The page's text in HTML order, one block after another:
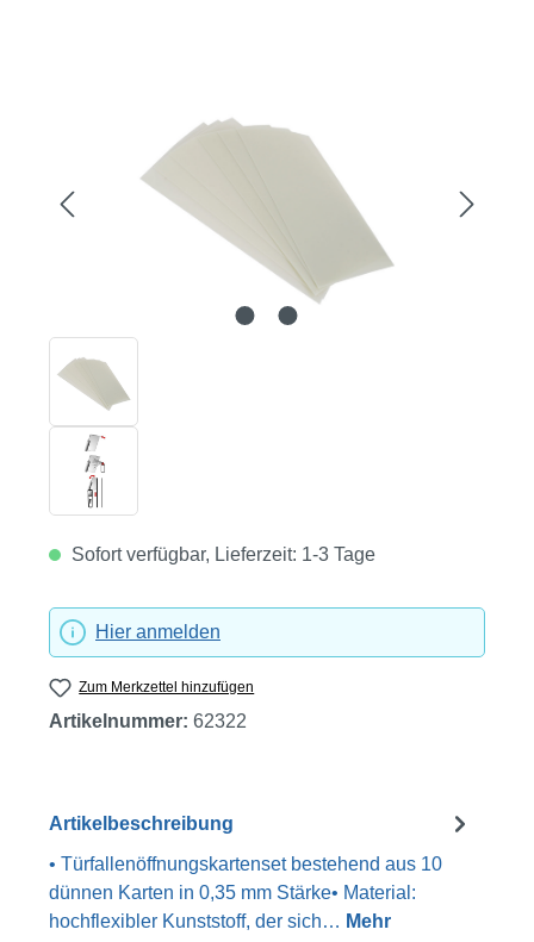
Sofort verfügbar, Lieferzeit: 1-3 Tage
Hier anmelden
Zum Merkzettel hinzufügen
Artikelnummer: 62322
Artikelbeschreibung
• Türfallenöffnungskartenset bestehend aus 10
dünnen Karten in 0,35 mm Stärke• Material:
hochflexibler Kunststoff, der sich… Mehr